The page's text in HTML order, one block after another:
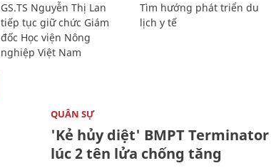
GS.TS Nguyễn Thị Lan
tiếp tục giữ chức Giám
đốc Học viện Nông
nghiệp Việt Nam
Tìm hướng phát triển du
lịch y tế
QUÂN SỰ
'Kẻ hủy diệt' BMPT
lúc 2 tên lửa chống tăng